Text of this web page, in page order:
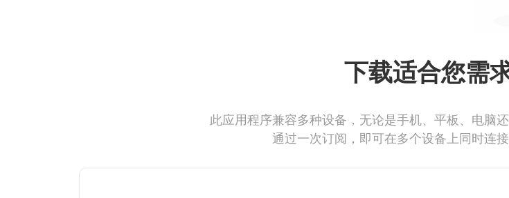
下载适合您需
此应用程序兼容多种设备，无论是手机、平板、电脑
通过一次订阅，即可在多个设备上同时连